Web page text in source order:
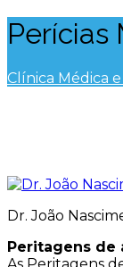
Perícias
Clínica Médica
Dr. João
Peritagens de
As Peritagens